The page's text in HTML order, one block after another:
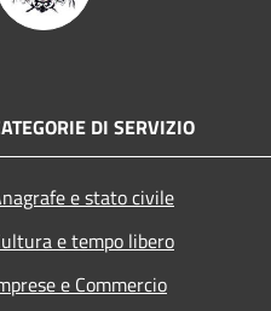
DI SERVIZIO
e stato civile
e tempo libero
e Commercio